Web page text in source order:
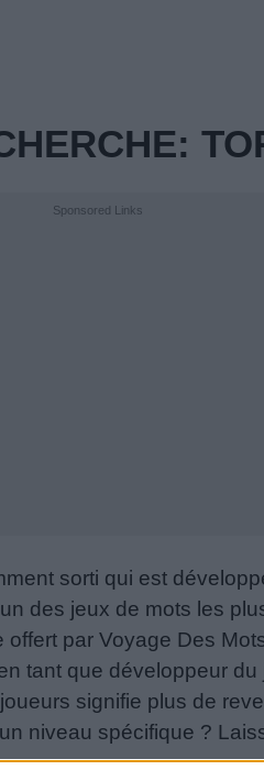
Sponsored Links
sorti qui est
des jeux de mots les
par Voyage Des
tant que développeur
signifie plus de
niveau spécifique ?